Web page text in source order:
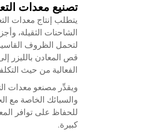
تصنيع معدات
يتطلب إنتاج معدات
الشاحنات الثقيلة،
لتحمل الظروف
قص المعادن بالليزر
الفعالية من حيث
ويقدِّر مصنعو معدات
والسبائك الخاصة مع
للحفاظ على توافر
كبيرة.